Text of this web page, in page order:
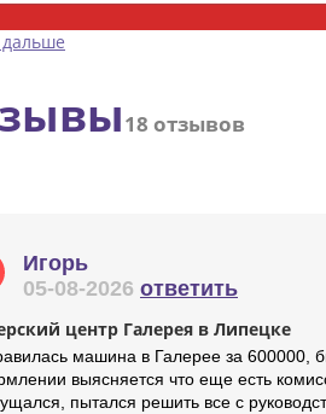
18 отзывов
Игорь
05-08-2026 ответить
центр Галерея в Липецке
машина в Галерее за 600000,
выясняется что еще есть
пытался решить все с